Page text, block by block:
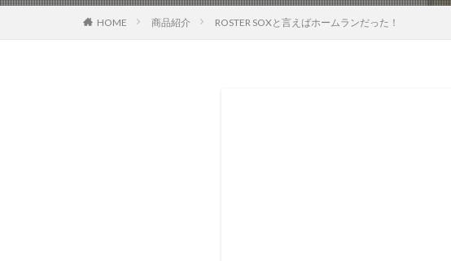
HOME 商品紹介 ROSTER SOXと言えばホームランだった！